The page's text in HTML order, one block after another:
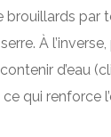
par
À
d’eau
qui renforce